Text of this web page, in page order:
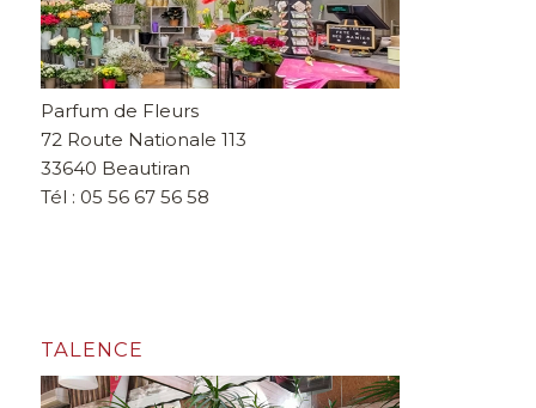
Parfum de Fleurs
72 Route Nationale 113
33640 Beautiran
Tél : 05 56 67 56 58
TALENCE